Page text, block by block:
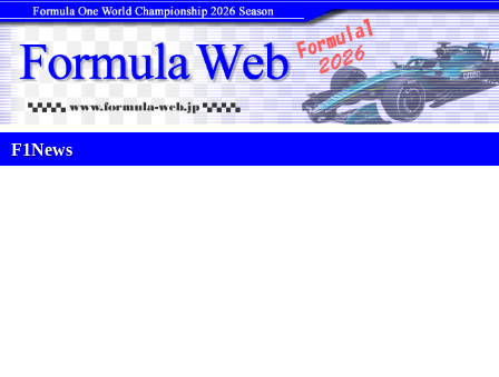
F1News